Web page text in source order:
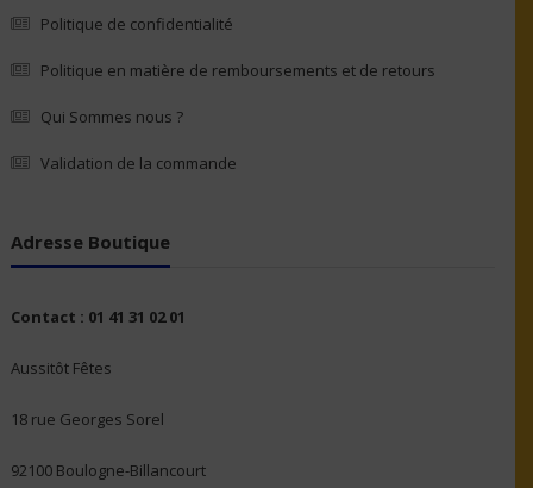
Politique de confidentialité
Politique en matière de remboursements et de retours
Qui Sommes nous ?
Validation de la commande
Adresse Boutique
Contact : 01 41 31 02 01
Aussitôt Fêtes
18 rue Georges Sorel
92100 Boulogne-Billancourt